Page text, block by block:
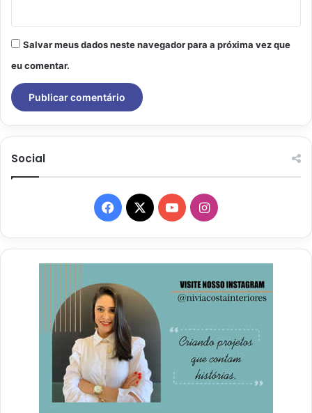
Salvar meus dados neste navegador para a próxima vez que
eu comentar.
Social
Facebook
X YouTubeInstagram